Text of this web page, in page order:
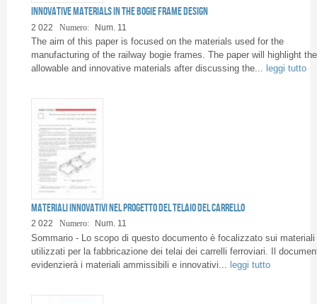
Innovative materials in the bogie frame design
2 022 Numero: Num. 11
The aim of this paper is focused on the materials used for the
manufacturing of the railway bogie frames. The paper will highlight the
allowable and innovative materials after discussing the...
leggi tutto
Materiali innovativi nel progetto del telaio del carrello
2 022 Numero: Num. 11
Sommario - Lo scopo di questo documento è focalizzato sui materiali
utilizzati per la fabbricazione dei telai dei carrelli ferroviari. Il
evidenzierà i materiali ammissibili e innovativi... leggi tutto